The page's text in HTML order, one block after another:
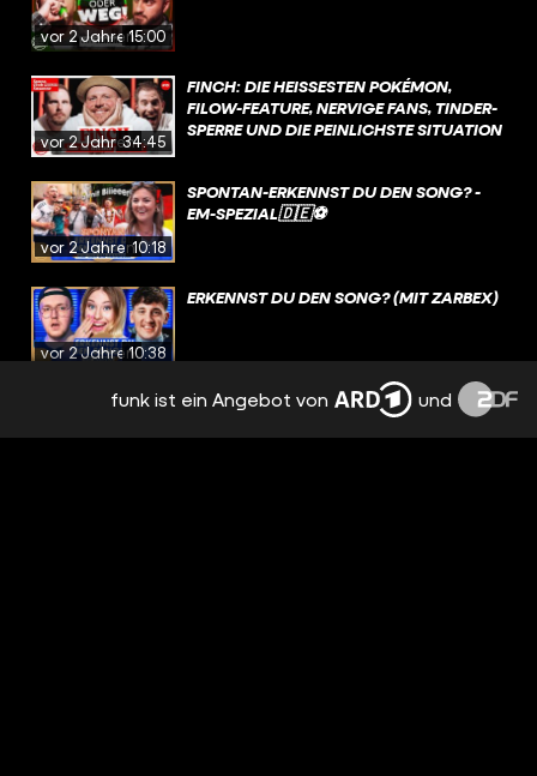
vor 2 Jahren15:00
vor 2 Jahren34:45
FINCH: DIE HEISSESTEN POKÉMON, F
ILOW-FEATURE, NERVIGE FANS, TINDER-S
PERRE UND DIE PEINLICHSTE SITUATION
vor 2 Jahren10:18
SPONTAN-ERKENNST DU DEN SONG? -
EM-SPEZIAL🇩🇪⚽
vor 2 Jahren10:38
ERKENNST DU DEN SONG? (MIT ZARBEX)
SONG KORREKT ODER WEG! (MIT
funk ist ein Angebot von und